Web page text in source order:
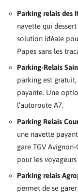
Parking relais des
navette qui
solution idéale
Papes sans les
Parking-Relais
parking est
payante. Une
l’autoroute A7.
Parking Relais
une navette
gare TGV
pour les
Parking relais
permet de se